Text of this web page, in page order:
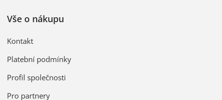
Vše o nákupu
Kontakt
Platební podmínky
Profil společnosti
Pro partnery